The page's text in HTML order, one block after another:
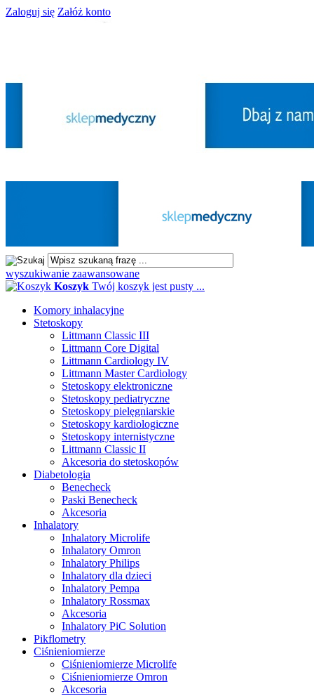
Zaloguj się Załóż konto
wyszukiwanie zaawansowane
Koszyk Twój koszyk jest pusty ...
Komory inhalacyjne
Stetoskopy
Littmann Classic III
Littmann Core Digital
Littmann Cardiology IV
Littmann Master Cardiology
Stetoskopy elektroniczne
Stetoskopy pediatryczne
Stetoskopy pielęgniarskie
Stetoskopy kardiologiczne
Stetoskopy internistyczne
Littmann Classic II
Akcesoria do stetoskopów
Diabetologia
Benecheck
Paski Benecheck
Akcesoria
Inhalatory
Inhalatory Microlife
Inhalatory Omron
Inhalatory Philips
Inhalatory dla dzieci
Inhalatory Pempa
Inhalatory Rossmax
Akcesoria
Inhalatory PiC Solution
Pikflometry
Ciśnieniomierze
Ciśnieniomierze Microlife
Ciśnieniomierze Omron
Akcesoria